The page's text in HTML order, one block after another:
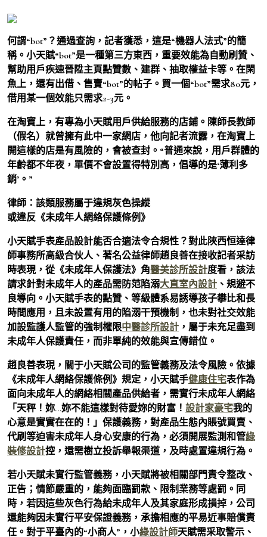
何謂“bot”？通過查詢，記者獲悉，這是“機器人法式”的簡
稱。小天賦“bot”是一種第三方東西，重要效能為自動刷贊、
幫助用戶疾速晉陞主頁點贊數、建群、抽取權益卡等。在閑
魚上，還有出借、售賣“bot”的帖子。買一個“bot”需求80元，
借用某一個效能只需求2-3元。
在淘寶上，有專為小天賦用戶供給服務的店鋪。陳師長教師
（假名）就曾擁有此中一家網店，他向記者流露，在淘寶上
開這樣的店是有風險的，會被查封。“普通來說，用戶群體的
年齡都不年夜，單價不會設置得特別高，倡導的是‘薄利多
銷’。”
律師：該類服務屬于違規灰色操縱
或違反《未成年人網絡保護條例》
小天賦手表產品設計能否合適法令合規性？對此陜西恒達律
師事務所高級合伙人、著名公益律師趙良善在接收記者采訪
時表現，從《未成年人保護法》角醫美診所設計度看，該法
請求針對未成年人的產品需防范陷溺大直室內設計 、規避不
良導向。小天賦手表的點贊、等級體系易誘導孩子攀比和長
時間應用，且未設置有用的陷溺干預機制，也未對社交效能
加設監護人監管的強制權限中醫診所設計 ，屬于未充足盡到
未成年人保護責任，而非單純的效能與宣傳錯位。
趙良善表現，關于小天賦公司的監管義務及法令風險。依據
《未成年人網絡保護條例》規定，小天賦手健康住宅表作為
面向未成年人的網絡相關產品供給者，需實行未成年人網絡
「天秤！妳…妳不能這樣對待愛妳的財富！ 設計家豪宅我的
心意是實實在在的！」保護義務，對產品生態內賬號買賣、
代刷等迫害未成年人身心安康的行為，必須開展監測和管綠
裝修設計控，還需樹立投訴舉報渠道，及時處置違規行為。
若小天賦未實行監管義務，小天賦將被相關部門責令整改、
正告；情節嚴重的，能夠面臨罰款、限制業務等處罰。同
時，若因這些灰色行為給未成年人及其家庭形成損掉，公司
還能夠因未實行平安保證義務，承擔相應的平易近事賠償責
任。對于平臺內的“小商人”，小綠設計師天賦需采取警示、